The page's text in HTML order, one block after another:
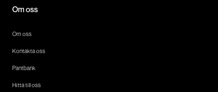
Om oss
Om oss
Kontakta oss
Pantbank
Hitta till oss